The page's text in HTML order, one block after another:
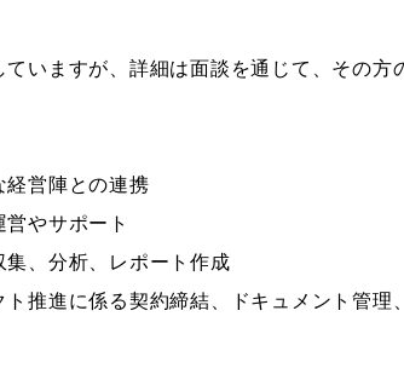
いますが、詳細は面談を通じて、その方
経営陣との連携
やサポート
集、分析、レポート作成
推進に係る契約締結、ドキュメント管理